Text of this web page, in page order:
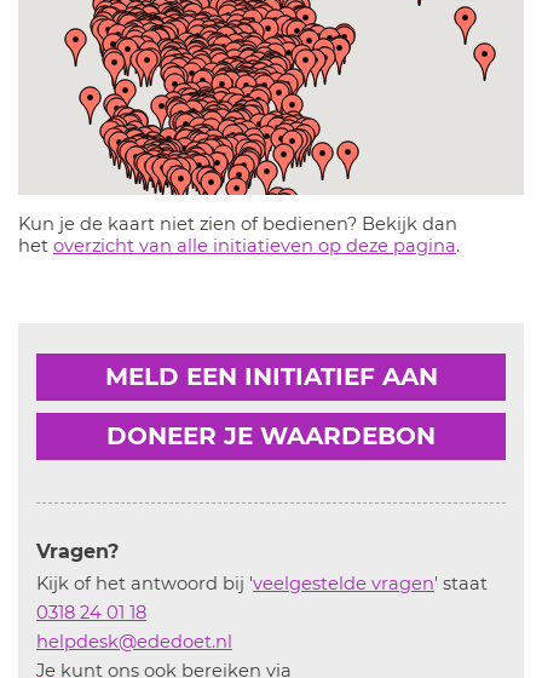
Kun je de kaart niet zien of bedienen? Bekijk dan
het overzicht van alle initiatieven op deze pagina.
MELD EEN INITIATIEF AAN
DONEER JE WAARDEBON
Vragen?
Kijk of het antwoord bij 'veelgestelde vragen' staat
0318 24 01 18
helpdesk@ededoet.nl
Je kunt ons ook bereiken via